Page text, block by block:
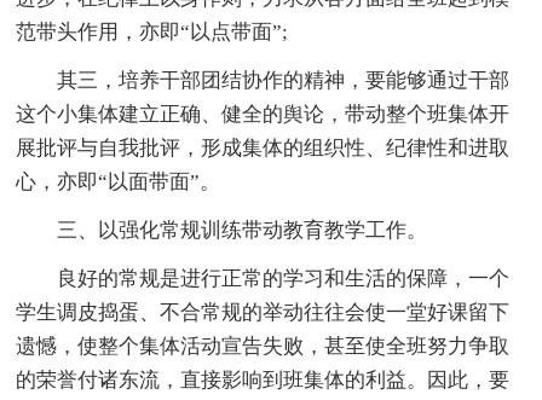
范带头作用，亦即“以点带面”;
其三，培养干部团结协作的精神，要能够通过干部
这个小集体建立正确、健全的舆论，带动整个班集体开
展批评与自我批评，形成集体的组织性、纪律性和进取
心，亦即“以面带面”。
三、以强化常规训练带动教育教学工作。
良好的常规是进行正常的学习和生活的保障，一个
学生调皮捣蛋、不合常规的举动往往会使一堂好课留下
遗憾，使整个集体活动宣告失败，甚至使全班努力争取
的荣誉付诸东流，直接影响到班集体的利益。因此，要